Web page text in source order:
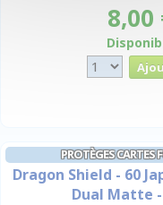
8,00
PROTÈGES CARTES
Dragon Shield - 60
Dual Matte -